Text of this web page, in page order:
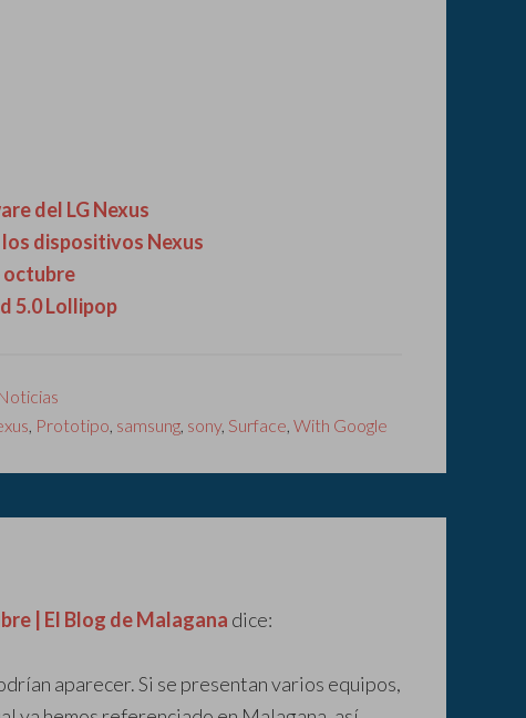
del LG Nexus
dispositivos Nexus
octubre
5.0 Lollipop
, Prototipo, samsung, sony, Surface, With Google
| El Blog de Malagana dice:
aparecer. Si se presentan varios equipos,